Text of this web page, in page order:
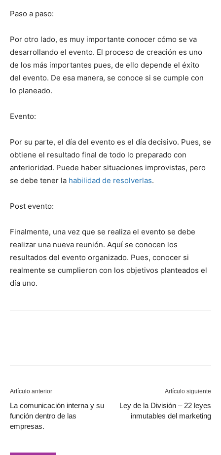
Paso a paso:
Por otro lado, es muy importante conocer cómo se va
desarrollando el evento. El proceso de creación es uno
de los más importantes pues, de ello depende el éxito
del evento. De esa manera, se conoce si se cumple con
lo planeado.
Evento:
Por su parte, el día del evento es el día decisivo. Pues, se
obtiene el resultado final de todo lo preparado con
anterioridad. Puede haber situaciones improvistas, pero
se debe tener la habilidad de resolverlas.
Post evento:
Finalmente, una vez que se realiza el evento se debe
realizar una nueva reunión. Aquí se conocen los
resultados del evento organizado. Pues, conocer si
realmente se cumplieron con los objetivos planteados el
día uno.
Artículo anterior
La comunicación interna y su
función dentro de las
empresas.
Artículo siguiente
Ley de la División – 22 leyes
inmutables del marketing